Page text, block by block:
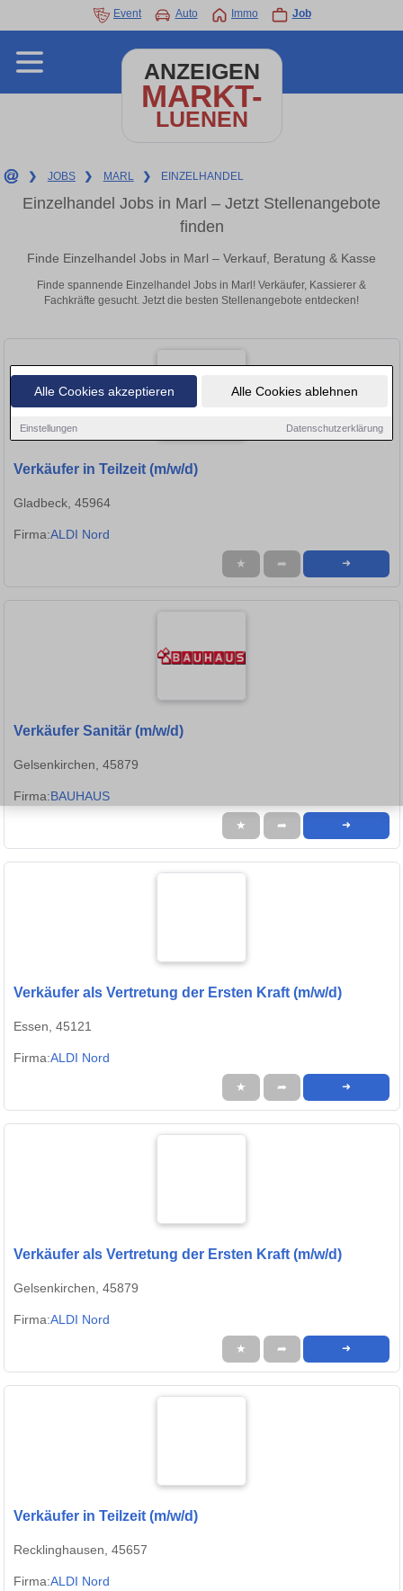
Alle Cookies akzeptieren Alle Cookies ablehnen
Einstellungen Datenschutzerklärung
Event Auto Immo Job
ANZEIGEN
MARKT-
LUENEN
❯ JOBS ❯ MARL ❯ EINZELHANDEL
Einzelhandel Jobs in Marl – Jetzt Stellenangebote
finden
Finde Einzelhandel Jobs in Marl – Verkauf, Beratung & Kasse
Finde spannende Einzelhandel Jobs in Marl! Verkäufer, Kassierer &
Fachkräfte gesucht. Jetzt die besten Stellenangebote entdecken!
Verkäufer in Teilzeit (m/w/d)
Gladbeck, 45964
Firma:ALDI Nord
★ ➦ ➜
Verkäufer Sanitär (m/w/d)
Gelsenkirchen, 45879
Firma:BAUHAUS
★ ➦ ➜
Verkäufer als Vertretung der Ersten Kraft (m/w/d)
Essen, 45121
Firma:ALDI Nord
★ ➦ ➜
Verkäufer als Vertretung der Ersten Kraft (m/w/d)
Gelsenkirchen, 45879
Firma:ALDI Nord
★ ➦ ➜
Verkäufer in Teilzeit (m/w/d)
Recklinghausen, 45657
Firma:ALDI Nord